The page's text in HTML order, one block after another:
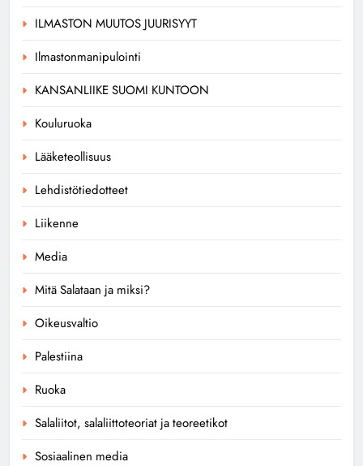
ILMASTON MUUTOS JUURISYYT
Ilmastonmanipulointi
KANSANLIIKE SUOMI KUNTOON
Kouluruoka
Lääketeollisuus
Lehdistötiedotteet
Liikenne
Media
Mitä Salataan ja miksi?
Oikeusvaltio
Palestiina
Ruoka
Salaliitot, salaliittoteoriat ja teoreetikot
Sosiaalinen media